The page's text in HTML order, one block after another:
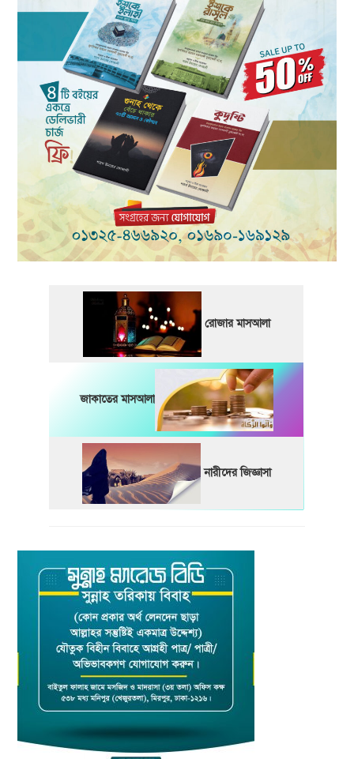
রোজার মাসআলা
জাকাতের মাসআলা
নারীদের জিজ্ঞাসা